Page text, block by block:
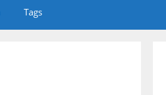
Tags